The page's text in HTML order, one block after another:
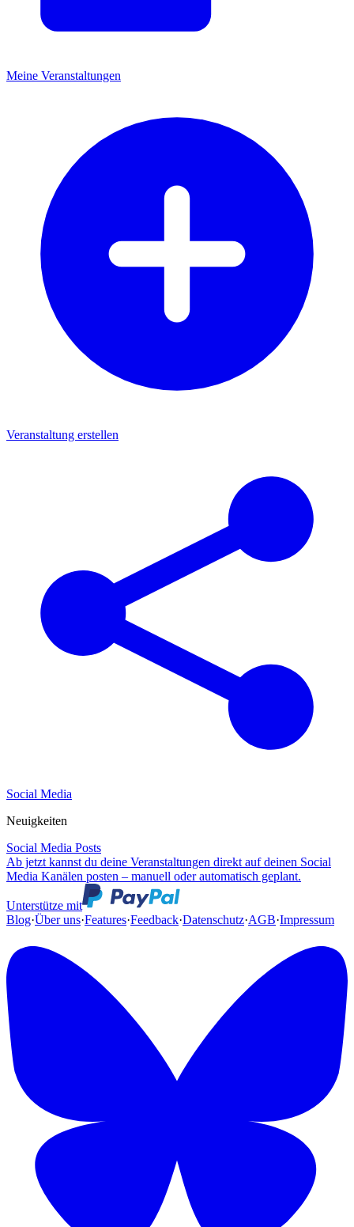
Meine Veranstaltungen
Veranstaltung erstellen
Social Media
Neuigkeiten
Social Media Posts
Ab jetzt kannst du deine Veranstaltungen direkt auf deinen Social
Media Kanälen posten – manuell oder automatisch geplant.
Unterstütze mit
Blog·Über uns·Features·Feedback·Datenschutz·AGB·Impressum